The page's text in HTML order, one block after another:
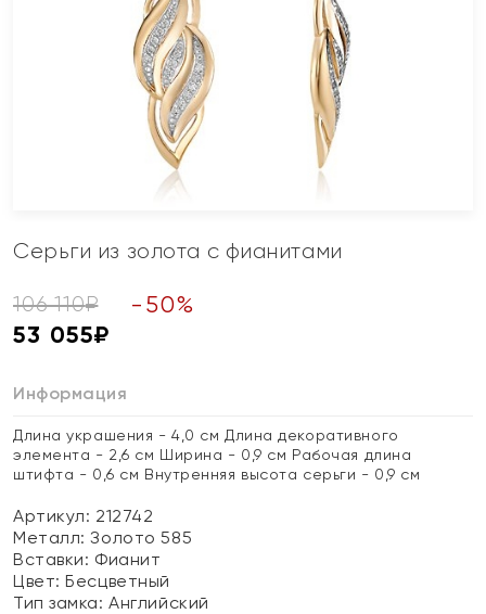
Серьги из золота с фианитами
106 110₽ - 50%
53 055₽
Информация
Длина украшения - 4,0 см Длина декоративного
элемента - 2,6 см Ширина - 0,9 см Рабочая длина
штифта - 0,6 см Внутренняя высота серьги - 0,9 см
Артикул: 212742
Металл:Золото 585
Вставки: Фианит
Цвет:Бесцветный
Тип замка:Английский